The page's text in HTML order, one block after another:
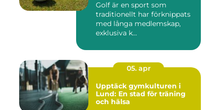
Golf är en sport som
traditionellt har förknippats
med långa medlemskap,
exklusiva k...
05. apr
Upptäck gymkulturen i
Lund: En stad för träning
och hälsa